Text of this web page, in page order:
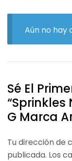
Aún no hay
Sé El
G Marca
Tu dirección de
publicada. Los